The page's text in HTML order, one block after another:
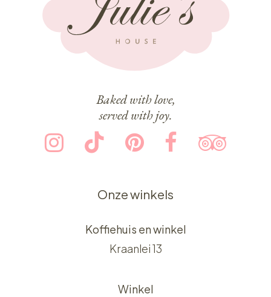
Baked with love,
served with joy.
Onze winkels
Koffiehuis en winkel
Kraanlei 13
Winkel